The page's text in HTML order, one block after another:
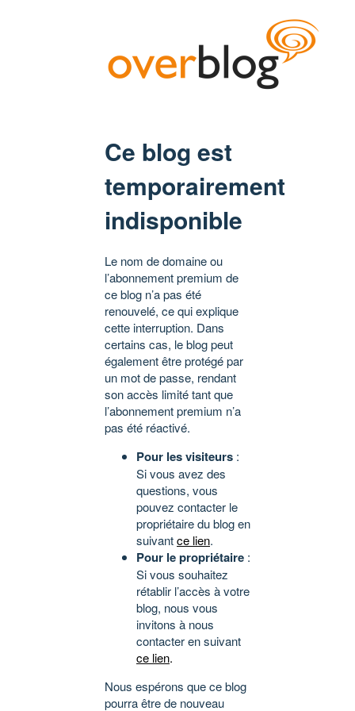
Ce blog est
temporairement
indisponible
Le nom de domaine ou
l’abonnement premium de
ce blog n’a pas été
renouvelé, ce qui explique
cette interruption. Dans
certains cas, le blog peut
également être protégé par
un mot de passe, rendant
son accès limité tant que
l’abonnement premium n’a
pas été réactivé.
Pour les visiteurs :
Si vous avez des
questions, vous
pouvez contacter le
propriétaire du blog en
suivantce lien.
Pour le propriétaire :
Si vous souhaitez
rétablir l’accès à votre
blog, nous vous
invitons à nous
contacter en suivant
ce lien.
Nous espérons que ce blog
pourra être de nouveau